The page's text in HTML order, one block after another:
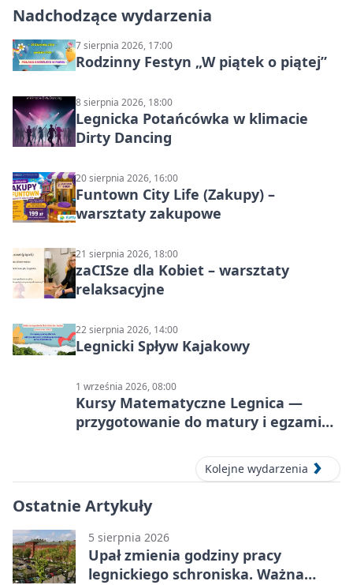
Nadchodzące wydarzenia
7 sierpnia 2026, 17:00
Rodzinny Festyn „W piątek o piątej”
8 sierpnia 2026, 18:00
Legnicka Potańcówka w klimacie
Dirty Dancing
20 sierpnia 2026, 16:00
Funtown City Life (Zakupy) –
warsztaty zakupowe
21 sierpnia 2026, 18:00
zaCISze dla Kobiet – warsztaty
relaksacyjne
22 sierpnia 2026, 14:00
Legnicki Spływ Kajakowy
1 września 2026, 08:00
Kursy Matematyczne Legnica —
przygotowanie do matury i egzaminu
Kolejne wydarzenia
Ostatnie Artykuły
5 sierpnia 2026
Upał zmienia godziny pracy
legnickiego schroniska. Ważna